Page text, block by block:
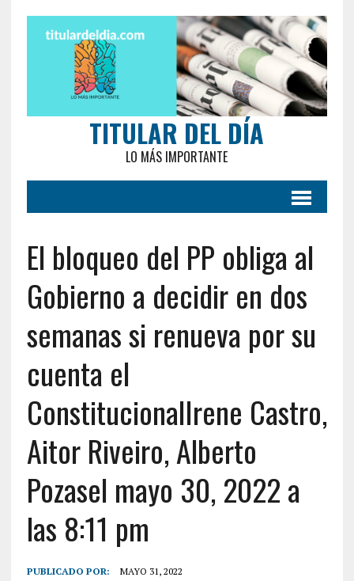
TITULAR DEL DÍA
LO MÁS IMPORTANTE
El bloqueo del PP obliga al
Gobierno a decidir en dos
semanas si renueva por su
cuenta el
ConstitucionalIrene Castro,
Aitor Riveiro, Alberto
Pozasel mayo 30, 2022 a
las 8:11 pm
PUBLICADO POR: MAYO 31, 2022